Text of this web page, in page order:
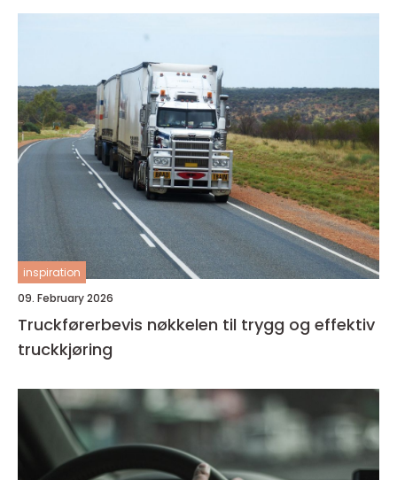
inspiration
09. February 2026
Truckførerbevis nøkkelen til trygg og effektiv
truckkjøring